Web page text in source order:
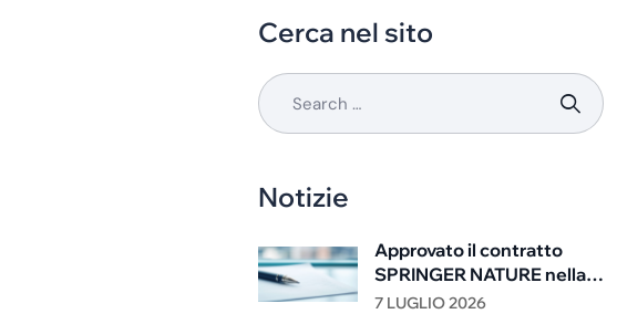
Cerca nel sito
Notizie
Approvato il contratto
SPRINGER NATURE nella
Giunta CRUI di giugno
7 LUGLIO 2026